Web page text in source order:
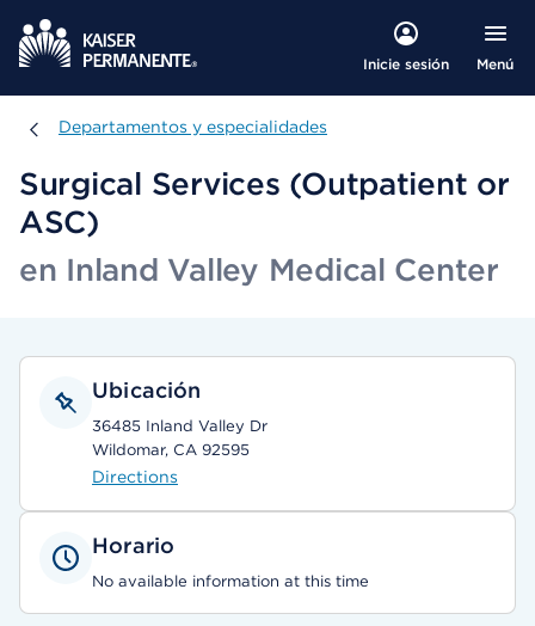
Inicie sesión Menú
Departamentos y especialidades
Departamentos y especialidades
Surgical Services (Outpatient or
ASC)
en Inland Valley Medical Center
Ubicación
36485 Inland Valley Dr
Wildomar, CA 92595
Directions
Horario
No available information at this time